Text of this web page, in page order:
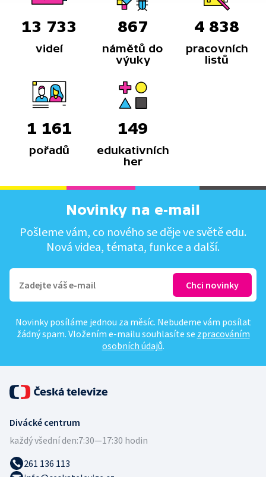
13 733
videí
867
námětů do
výuky
4 838
pracovních
listů
1 161
pořadů
149
edukativních
her
Novinky na e-mail
Pošleme vám, co nového se děje ve světě edu.
Nová videa, témata, funkce a další.
Novinky posíláme jednou za měsíc. Nebudeme vám posílat
žádný spam. Vložením e-mailu souhlasíte se zpracováním
osobních údajů.